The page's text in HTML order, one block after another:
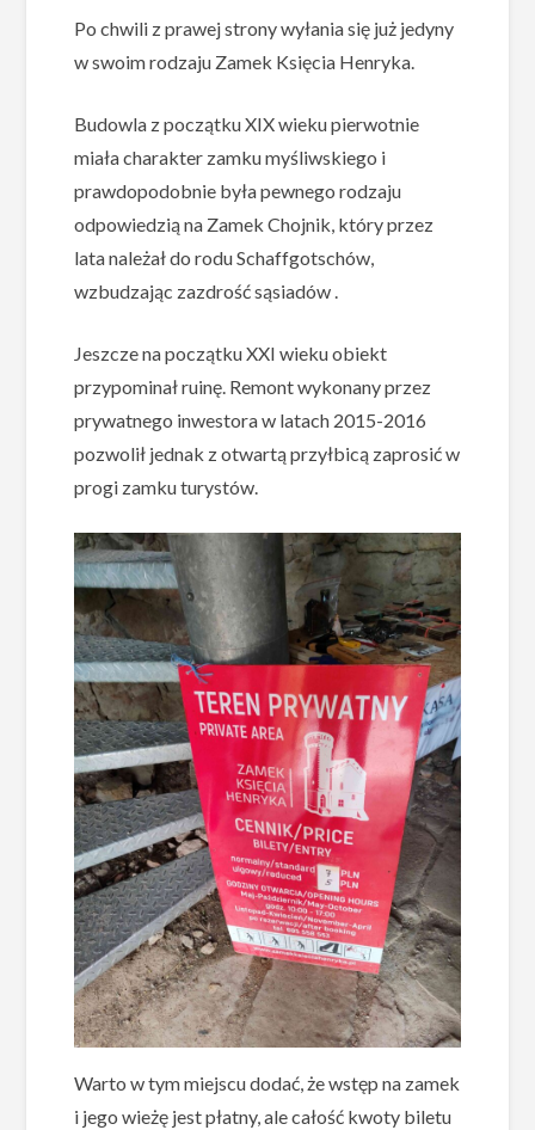
Po chwili z prawej strony wyłania się już jedyny
w swoim rodzaju Zamek Księcia Henryka.
Budowla z początku XIX wieku pierwotnie
miała charakter zamku myśliwskiego i
prawdopodobnie była pewnego rodzaju
odpowiedzią na Zamek Chojnik, który przez
lata należał do rodu Schaffgotschów,
wzbudzając zazdrość sąsiadów .
Jeszcze na początku XXI wieku obiekt
przypominał ruinę. Remont wykonany przez
prywatnego inwestora w latach 2015-2016
pozwolił jednak z otwartą przyłbicą zaprosić w
progi zamku turystów.
Warto w tym miejscu dodać, że wstęp na zamek
i jego wieżę jest płatny, ale całość kwoty biletu